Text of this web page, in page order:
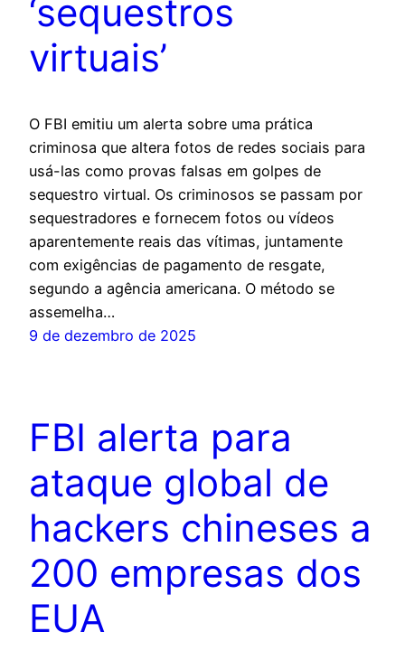
‘sequestros
virtuais’
O FBI emitiu um alerta sobre uma prática
criminosa que altera fotos de redes sociais para
usá-las como provas falsas em golpes de
sequestro virtual. Os criminosos se passam por
sequestradores e fornecem fotos ou vídeos
aparentemente reais das vítimas, juntamente
com exigências de pagamento de resgate,
segundo a agência americana. O método se
assemelha…
9 de dezembro de 2025
FBI alerta para
ataque global de
hackers chineses a
200 empresas dos
EUA